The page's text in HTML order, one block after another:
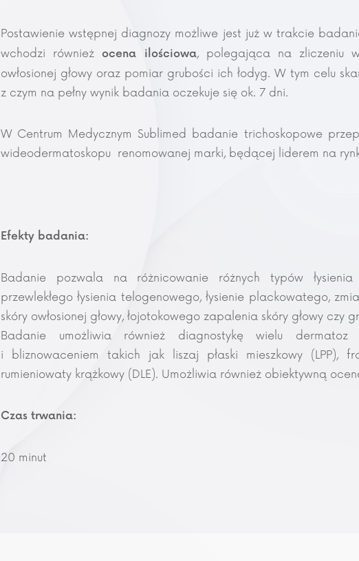
Postawienie wstępnej diagnozy możliwe jest już w trakcie
wchodzi również ocena ilościowa, polegająca na zliczeniu
owłosionej głowy oraz pomiar grubości ich łodyg. W tym celu
z czym na pełny wynik badania oczekuje się ok. 7 dni.
W Centrum Medycznym Sublimed badanie trichoskopowe
wideodermatoskopu renomowanej marki, będącej liderem na
Efekty badania:
Badanie pozwala na różnicowanie różnych typów łysienia
przewlekłego łysienia telogenowego, łysienie plackowatego,
skóry owłosionej głowy, łojotokowego zapalenia skóry głowy czy
Badanie umożliwia również diagnostykę wielu dermatoz
i bliznowaceniem takich jak liszaj płaski mieszkowy (LPP),
rumieniowaty krążkowy (DLE). Umożliwia również obiektywną
Czas trwania:
20 minut